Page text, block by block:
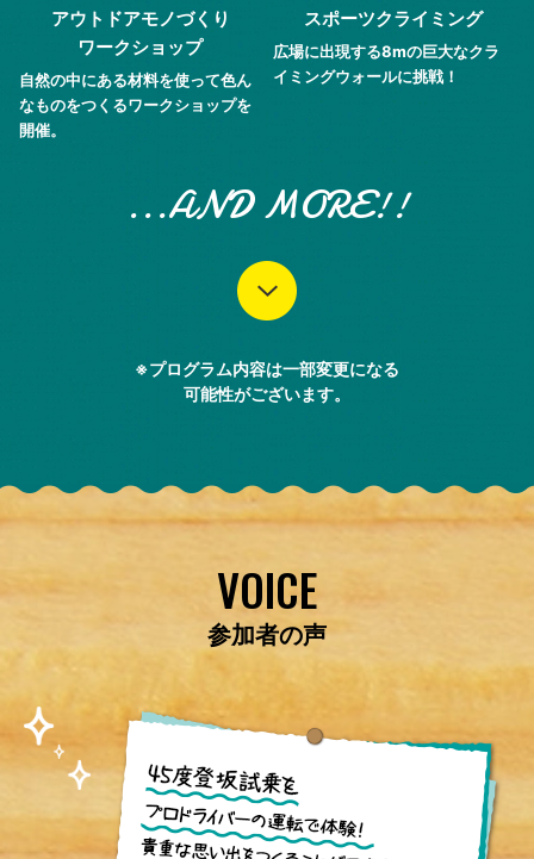
アウトドアモノづくり
ワークショップ
自然の中にある材料を使って色ん
なものをつくるワークショップを
開催。
スポーツクライミング
広場に出現する8mの巨大なクラ
イミングウォールに挑戦！
...AND MORE!!
※プログラム内容は一部変更になる
可能性がございます。
VOICE
参加者の声